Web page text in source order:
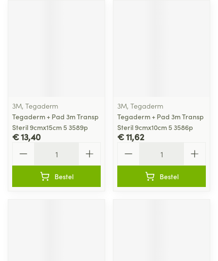
3M, Tegaderm
Tegaderm + Pad 3m Transp
Steril 9cmx15cm 5 3589p
€ 13,40
Bestel
3M, Tegaderm
Tegaderm + Pad 3m Transp
Steril 9cmx10cm 5 3586p
€ 11,62
Bestel